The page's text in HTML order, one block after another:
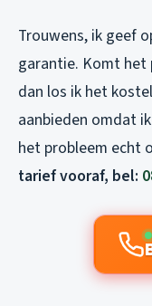
Trouwens, ik geef
garantie. Komt het
dan los ik het
aanbieden omdat
het probleem echt
tarief vooraf, bel: